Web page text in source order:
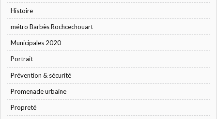
Histoire
métro Barbès Rochcechouart
Municipales 2020
Portrait
Prévention & sécurité
Promenade urbaine
Propreté